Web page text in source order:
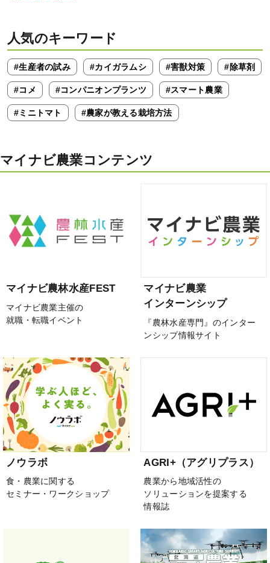
人気のキーワード
#生産者の試み #カイガラムシ #害獣対策 #除草剤
#コメ #コンパニオンプランツ #スマート農業
#ミニトマト #農家が教える栽培方法
マイナビ農業コンテンツ
マイナビ農林水産FEST
マイナビ農業主催の
就職・転職イベント
マイナビ農業
インターンシップ
『農林水産専門』のインター
ンシップ情報サイト
ノウラボ
食・農業に関する
セミナー・ワークショップ
AGRI+（アグリプラス）
農業から地域活性の
ソリューションを提案する
情報誌